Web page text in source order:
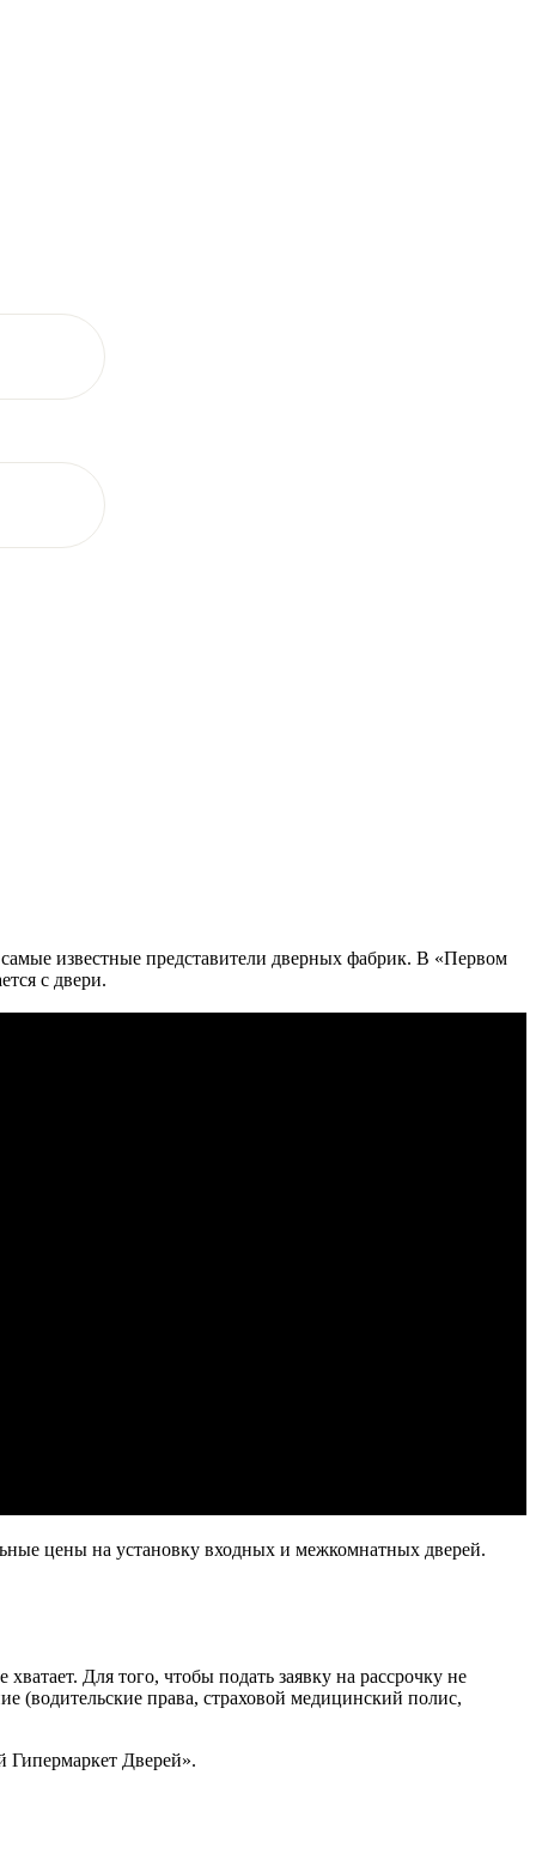
известные представители дверных фабрик. В «Первом
с двери.
цены на установку входных и межкомнатных дверей.
Для того, чтобы подать заявку на рассрочку не
(водительские права, страховой медицинский полис,
Гипермаркет Дверей».